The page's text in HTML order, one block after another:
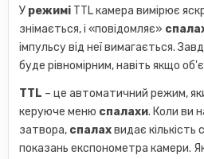
У режимі TTL камера вимірює
знімається, і «повідомляє»
імпульсу від неї вимагається.
буде рівномірним, навіть якщо
TTL – це автоматичний режим,
керуюче меню спалахи. Коли ви
затвора, спалахвидає кількість
показань експонометра камери.